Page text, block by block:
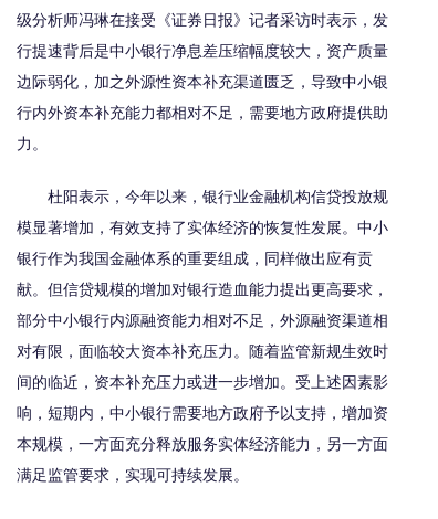
级分析师冯琳在接受《证券日报》记者采访时表示，发
行提速背后是中小银行净息差压缩幅度较大，资产质量
边际弱化，加之外源性资本补充渠道匮乏，导致中小银
行内外资本补充能力都相对不足，需要地方政府提供助
力。
杜阳表示，今年以来，银行业金融机构信贷投放规
模显著增加，有效支持了实体经济的恢复性发展。中小
银行作为我国金融体系的重要组成，同样做出应有贡
献。但信贷规模的增加对银行造血能力提出更高要求，
部分中小银行内源融资能力相对不足，外源融资渠道相
对有限，面临较大资本补充压力。随着监管新规生效时
间的临近，资本补充压力或进一步增加。受上述因素影
响，短期内，中小银行需要地方政府予以支持，增加资
本规模，一方面充分释放服务实体经济能力，另一方面
满足监管要求，实现可持续发展。